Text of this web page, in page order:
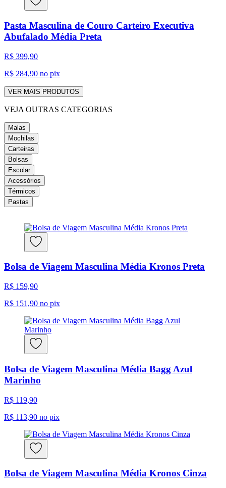
Pasta Masculina de Couro Carteiro Executiva
Abufalado Média Preta
R$ 399,90
R$ 284,90 no pix
VER MAIS PRODUTOS
VEJA OUTRAS CATEGORIAS
Malas
Mochilas
Carteiras
Bolsas
Escolar
Acessórios
Térmicos
Pastas
Bolsa de Viagem Masculina Média Kronos Preta
R$ 159,90
R$ 151,90 no pix
Bolsa de Viagem Masculina Média Bagg Azul
Marinho
R$ 119,90
R$ 113,90 no pix
Bolsa de Viagem Masculina Média Kronos Cinza